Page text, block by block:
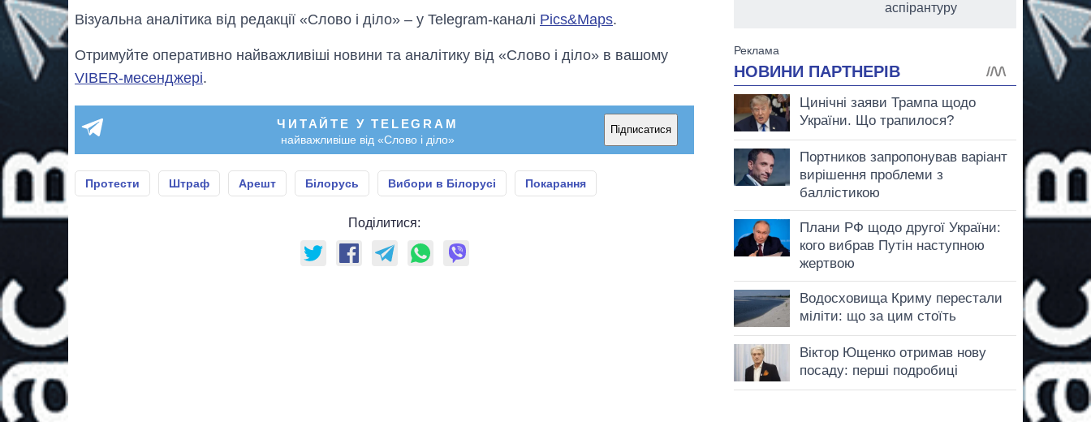
Візуальна аналітика від редакції «Слово і діло» – у Telegram-каналі Pics&Maps.
Отримуйте оперативно найважливіші новини та аналітику від «Слово і діло» в вашому
VIBER-месенджері.
ЧИТАЙТЕ У TELEGRAM
найважливіше від «Слово і діло»
Підписатися
Протести Штраф Арешт Білорусь Вибори в Білорусі Покарання
Поділитися:
аспірантуру